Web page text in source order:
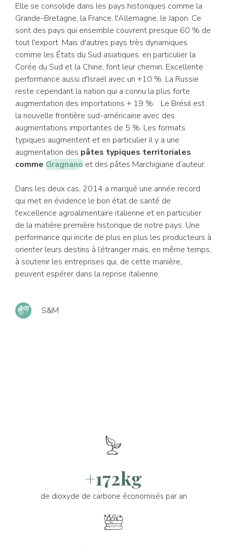
Elle se consolide dans les pays historiques comme la
Grande-Bretagne, la France, l'Allemagne, le Japon. Ce
sont des pays qui ensemble couvrent presque 60 % de
tout l'export. Mais d'autres pays très dynamiques
comme les États du Sud asiatiques, en particulier la
Corée du Sud et la Chine, font leur chemin. Excellente
performance aussi d'Israël avec un +10 %. La Russie
reste cependant la nation qui a connu la plus forte
augmentation des importations + 19 %. Le Brésil est
la nouvelle frontière sud-américaine avec des
augmentations importantes de 5 %. Les formats
typiques augmentent et en particulier il y a une
augmentation des pâtes typiques territoriales
comme Gragnano et des pâtes Marchigiane d’auteur.
Dans les deux cas, 2014 a marqué une année record
qui met en évidence le bon état de santé de
l'excellence agroalimentaire italienne et en particulier
de la matière première historique de notre pays. Une
performance qui incite de plus en plus les producteurs à
orienter leurs destins à l’étranger mais, en même temps,
à soutenir les entreprises qui, de cette manière,
peuvent espérer dans la reprise italienne.
S&M
+172kg
de dioxyde de carbone économisés par an